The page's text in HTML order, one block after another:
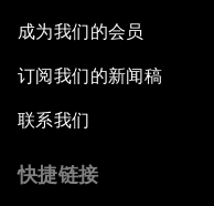
成为我们的会员
订阅我们的新闻稿
联系我们
快捷链接